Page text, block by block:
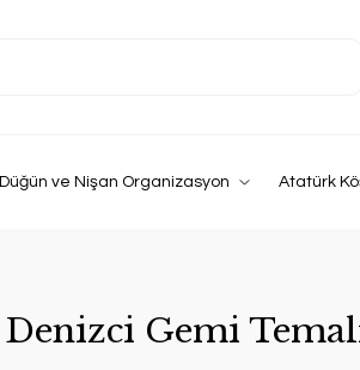
Düğün ve Nişan Organizasyon Atatürk
Denizci Gemi